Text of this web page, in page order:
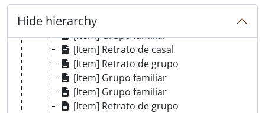
Hide hierarchy
[Item] Retrato de casal
[Item] Retrato de grupo
[Item] Grupo familiar
[Item] Retrato de casal
[Item] Retrato de grupo
[Item] Grupo familiar
[Item] Grupo familiar
[Item] Retrato de grupo